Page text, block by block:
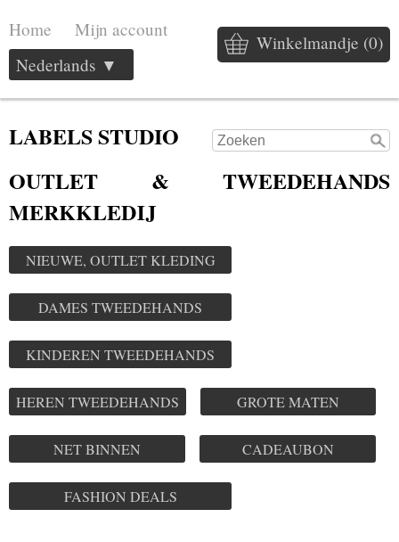
Home Mijn account
Winkelmandje (0)
Nederlands ▼
LABELS STUDIO
OUTLET & TWEEDEHANDS
MERKKLEDIJ
NIEUWE, OUTLET KLEDING
DAMES TWEEDEHANDS
KINDEREN TWEEDEHANDS
HEREN TWEEDEHANDS GROTE MATEN
NET BINNEN CADEAUBON
FASHION DEALS